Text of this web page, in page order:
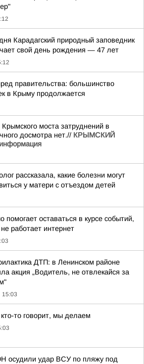
Карадагский природный заповедник
свой день рождения — 47 лет
правительства: большинство
в Крыму продолжается
моста затруднений в
досмотра нет.// КРЫМСКИЙ
рассказала, какие болезни могут
у матери с отъездом детей
помогает оставаться в курсе событий,
работает интернет
ДТП: в Ленинском районе
акция „Водитель, не отвлекайся за
15:03
то говорит, мы делаем
осудили удар ВСУ по пляжу под